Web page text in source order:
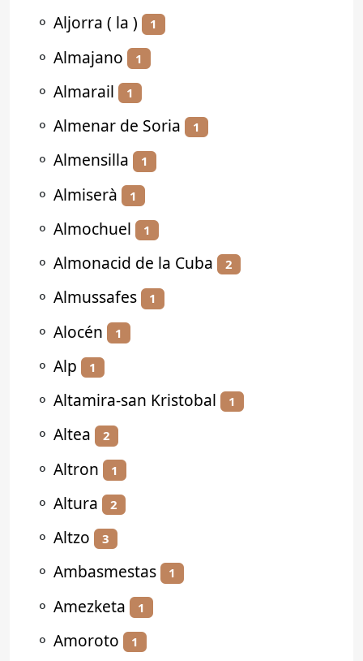
⚬ Aljorra ( la ) 1
⚬ Almajano 1
⚬ Almarail 1
⚬ Almenar de Soria 1
⚬ Almensilla 1
⚬ Almiserà 1
⚬ Almochuel 1
⚬ Almonacid de la Cuba 2
⚬ Almussafes 1
⚬ Alocén 1
⚬ Alp 1
⚬ Altamira-san Kristobal 1
⚬ Altea 2
⚬ Altron 1
⚬ Altura 2
⚬ Altzo 3
⚬ Ambasmestas 1
⚬ Amezketa 1
⚬ Amoroto 1